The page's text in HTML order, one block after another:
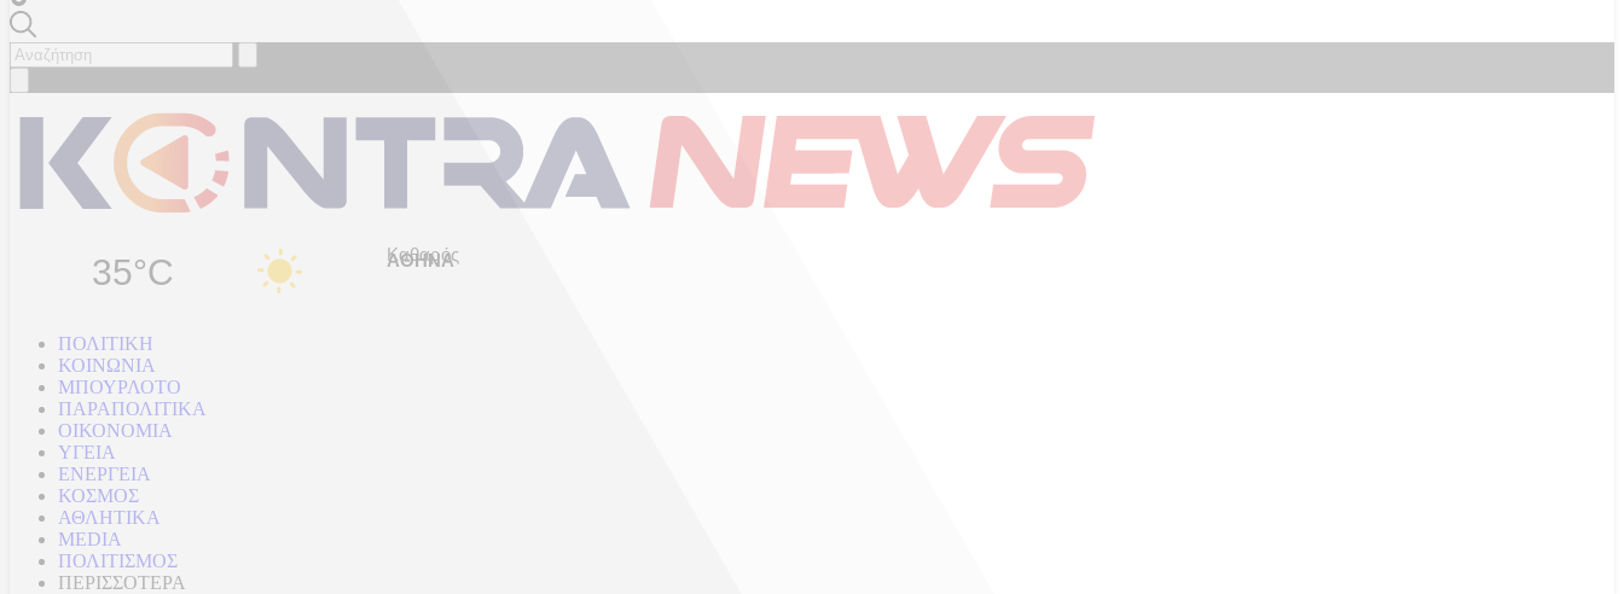
35°C Καθαρός
ΠΟΛΙΤΙΚΗ
ΚΟΙΝΩΝΙΑ
ΜΠΟΥΡΛΟΤΟ
ΠΑΡΑΠΟΛΙΤΙΚΑ
ΟΙΚΟΝΟΜΙΑ
ΥΓΕΙΑ
ΕΝΕΡΓΕΙΑ
ΚΟΣΜΟΣ
ΑΘΛΗΤΙΚΑ
MEDIA
ΠΟΛΙΤΙΣΜΟΣ
ΠΕΡΙΣΣΟΤΕΡΑ